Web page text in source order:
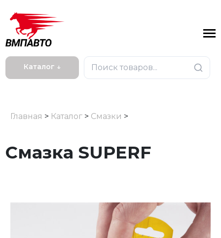
Каталог ↓
Главная > Каталог > Смазки >
Смазка SUPERF